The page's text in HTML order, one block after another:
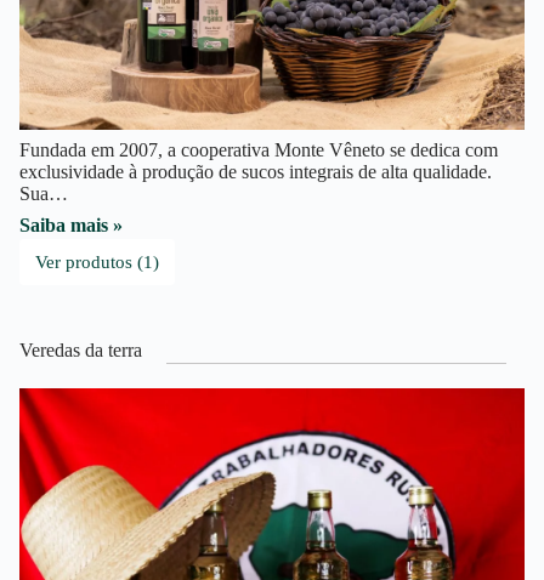
Fundada em 2007, a cooperativa Monte Vêneto se dedica com
exclusividade à produção de sucos integrais de alta qualidade.
Sua…
Saiba mais »
Ver produtos (1)
Veredas da terra